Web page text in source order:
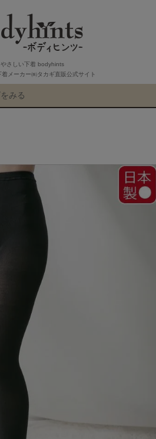
やさしい下着 bodyhints
着メーカー㈱タカギ直販公式サイト
みる